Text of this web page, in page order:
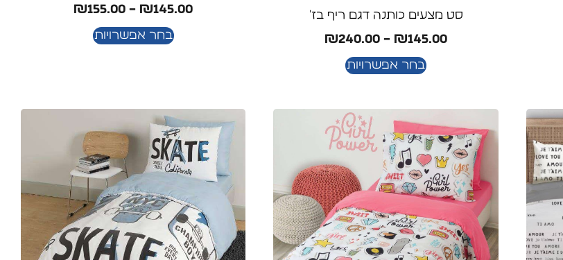
סט מצעים כותנה דגם ריף בז'
₪145.00
–
₪240.00
בחר אפשרויות
₪145.00
–
₪155.00
בחר אפשרויות